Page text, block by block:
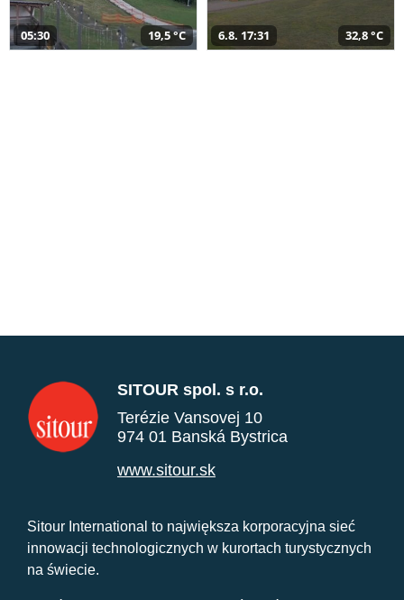
05:30 19,5 °C 6.8. 17:31 32,8 °C
SITOUR spol. s r.o.
Terézie Vansovej 10
974 01 Banská Bystrica
www.sitour.sk
Sitour International to największa korporacyjna sieć
innowacji technologicznych w kurortach turystycznych
na świecie.